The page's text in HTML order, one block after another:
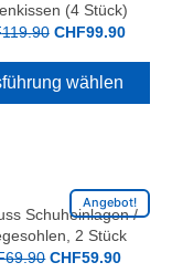
(4 Stück)
119.90 CHF99.90
wählen
Angebot!
Schuheinlagen /
2 Stück
69.90 CHF59.90